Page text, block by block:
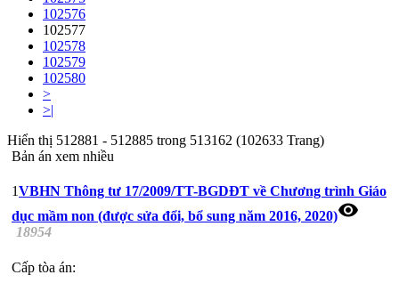
102576
102577
102578
102579
102580
>
>|
Hiển thị 512881 - 512885 trong 513162 (102633 Trang)
Bản án xem nhiều
1VBHN Thông tư 17/2009/TT-BGDĐT về Chương trình Giáo
dục mầm non (được sửa đổi, bổ sung năm 2016, 2020)visibility
18954
Cấp tòa án: